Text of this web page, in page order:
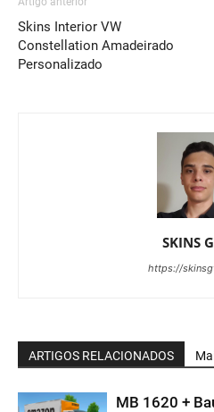
Skins Interior VW
Constellation Amadeirado
Personalizado
SKINS
https://
ARTIGOS RELACIONADOS
MB 1620 +